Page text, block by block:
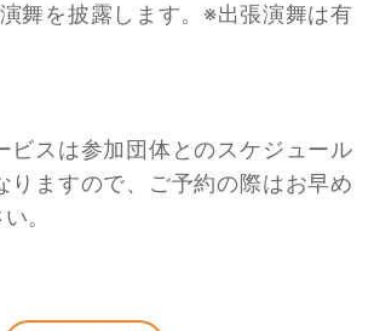
舞を披露します。※出張演舞は有
スは参加団体とのスケジュール
りますので、ご予約の際はお早め
。